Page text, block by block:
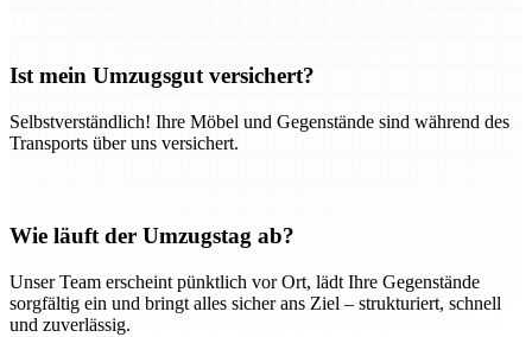
Ist mein Umzugsgut versichert?
Selbstverständlich! Ihre Möbel und Gegenstände sind während des
Transports über uns versichert.
Wie läuft der Umzugstag ab?
Unser Team erscheint pünktlich vor Ort, lädt Ihre Gegenstände
sorgfältig ein und bringt alles sicher ans Ziel – strukturiert, schnell
und zuverlässig.